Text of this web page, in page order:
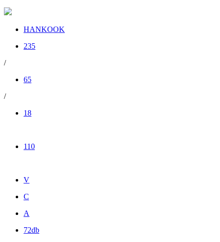
HANKOOK
235
/
65
/
18
110
V
C
A
72db